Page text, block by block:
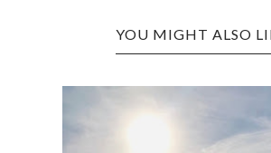
YOU MIGHT ALSO